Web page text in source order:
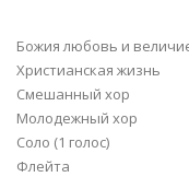
Божия любовь и
Христианская жизнь
Смешанный хор
Молодежный хор
Соло (1 голос)
Флейта